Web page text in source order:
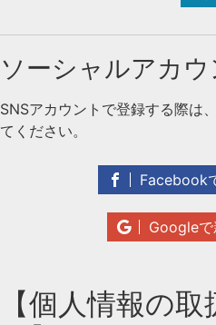
ソーシャルアカ
SNSアカウントで登録する際は
てください。
Facebook
Google
【個人情報の